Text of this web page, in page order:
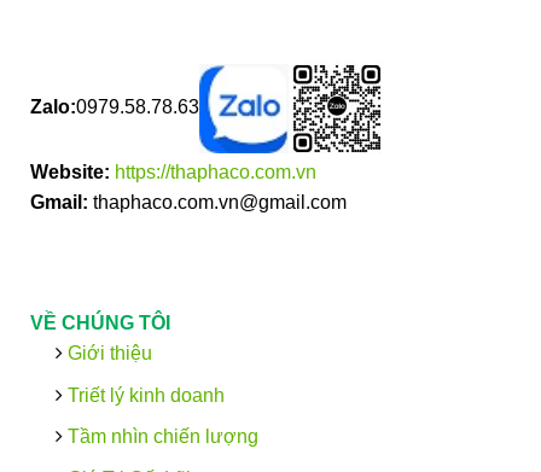
Zalo:0979.58.78.63
Website: https://thaphaco.com.vn
Gmail: thaphaco.com.vn@gmail.com
VỀ CHÚNG TÔI
Giới thiệu
Triết lý kinh doanh
Tầm nhìn chiến lượng